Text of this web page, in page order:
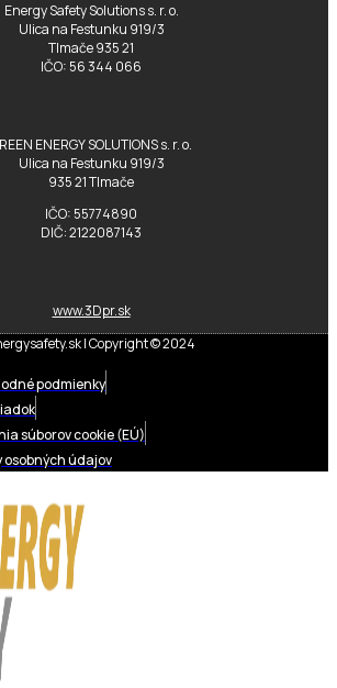
Energy Safety Solutions s. r. o.
Ulica na Festunku 919/3
Tlmače 935 21
IČO: 56 344 066
ENERGY SOLUTIONS s. r. o.
Ulica na Festunku 919/3
935 21 Tlmače
IČO: 55774890
DIČ: 2122087143
www.3Dpr.sk
| Copyright © 2024
podmienky
súborov cookie (EÚ)
údajov